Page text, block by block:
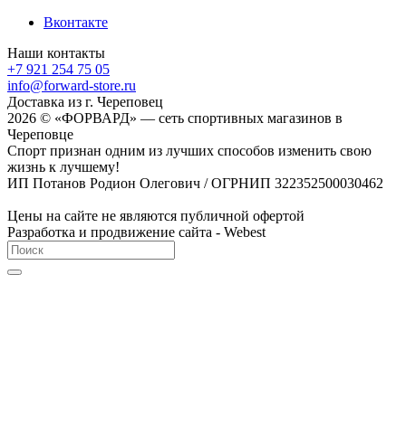
Вконтакте
Наши контакты
+7 921 254 75 05
info@forward-store.ru
Доставка из г. Череповец
2026 © «ФОРВАРД» — сеть спортивных магазинов в
Череповце
Спорт признан одним из лучших способов изменить свою
жизнь к лучшему!
ИП Потанов Родион Олегович / ОГРНИП 322352500030462
Цены на сайте не являются публичной офертой
Разработка и продвижение сайта - Webest